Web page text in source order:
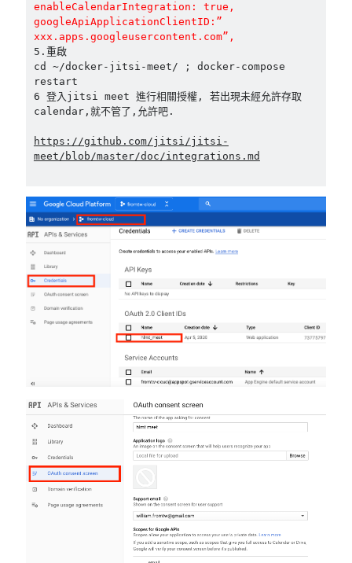
enableCalendarIntegration: true,
googleApiApplicationClientID:”
xxx.apps.googleusercontent.com”,
5.重啟
cd ~/docker-jitsi-meet/ ; docker-compose
restart
6 登入jitsi meet 進行相關授權, 若出現未經允許存取
calendar,就不管了,允許吧.
https://github.com/jitsi/jitsi-
meet/blob/master/doc/integrations.md